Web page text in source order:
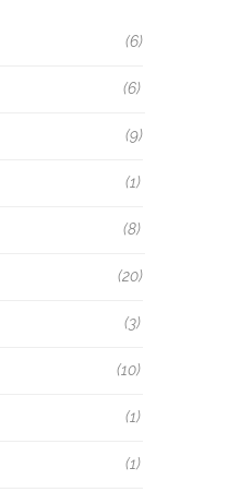
(6)
(6)
(9)
(1)
(8)
(20)
(3)
(10)
(1)
(1)